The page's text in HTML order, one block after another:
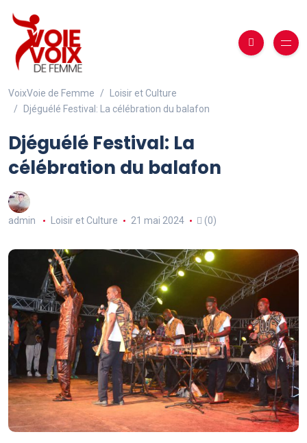
VoixVoie de Femme
Loisir et Culture
Djéguélé Festival: La célébration du balafon
Djéguélé Festival: La
célébration du balafon
admin Loisir et Culture 21 mai 2024 (0)